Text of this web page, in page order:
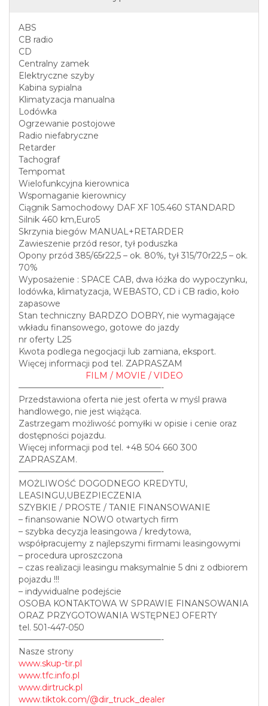
ABS
CB radio
CD
Centralny zamek
Elektryczne szyby
Kabina sypialna
Klimatyzacja manualna
Lodówka
Ogrzewanie postojowe
Radio niefabryczne
Retarder
Tachograf
Tempomat
Wielofunkcyjna kierownica
Wspomaganie kierownicy
Ciągnik Samochodowy DAF XF 105.460 STANDARD
Silnik 460 km,Euro5
Skrzynia biegów MANUAL+RETARDER
Zawieszenie przód resor, tył poduszka
Opony przód 385/65r22,5 – ok. 80%, tył 315/70r22,5 – ok.
70%
Wyposażenie : SPACE CAB, dwa łóżka do wypoczynku,
lodówka, klimatyzacja, WEBASTO, CD i CB radio, koło
zapasowe
Stan techniczny BARDZO DOBRY, nie wymagające
wkładu finansowego, gotowe do jazdy
nr oferty L25
Kwota podlega negocjacji lub zamiana, eksport.
Więcej informacji pod tel. ZAPRASZAM
FILM / MOVIE / VIDEO
—————————————————-
Przedstawiona oferta nie jest oferta w myśl prawa
handlowego, nie jest wiążąca.
Zastrzegam możliwość pomyłki w opisie i cenie oraz
dostępności pojazdu.
Więcej informacji pod tel. +48 504 660 300
ZAPRASZAM.
—————————————————-
MOŻLIWOŚĆ DOGODNEGO KREDYTU,
LEASINGU,UBEZPIECZENIA
SZYBKIE / PROSTE / TANIE FINANSOWANIE
– finansowanie NOWO otwartych firm
– szybka decyzja leasingowa / kredytowa,
współpracujemy z najlepszymi firmami leasingowymi
– procedura uproszczona
– czas realizacji leasingu maksymalnie 5 dni z odbiorem
pojazdu !!!
– indywidualne podejście
OSOBA KONTAKTOWA W SPRAWIE FINANSOWANIA
ORAZ PRZYGOTOWANIA WSTĘPNEJ OFERTY
tel. 501-447-050
—————————————————-
Nasze strony
www.skup-tir.pl
www.tfc.info.pl
www.dirtruck.pl
www.tiktok.com/@dir_truck_dealer